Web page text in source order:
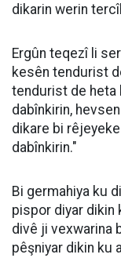
dikarin werin
Ergûn teqezî li
kesên tendurist
tendurist de heta
dabînkirin,
dikare bi
dabînkirin."
Bi germahiya ku
pispor diyar dikin
divê ji vexwarina
pêşniyar dikin ku